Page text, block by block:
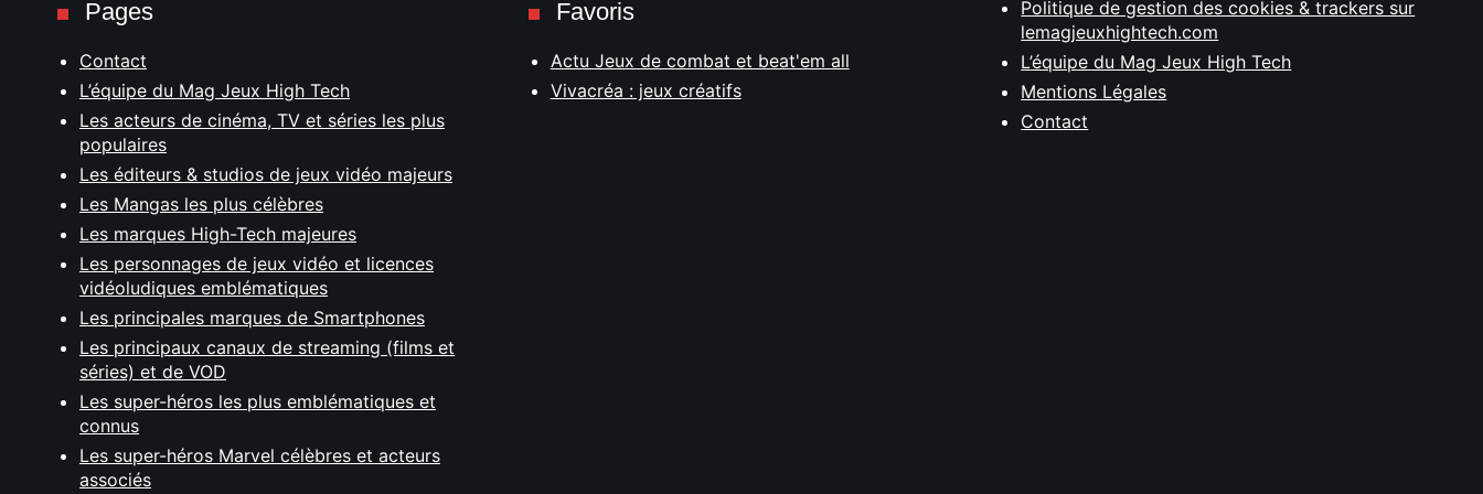
Pages
Contact
L’équipe du Mag Jeux High Tech
Les acteurs de cinéma, TV et séries les plus
populaires
Les éditeurs & studios de jeux vidéo majeurs
Les Mangas les plus célèbres
Les marques High-Tech majeures
Les personnages de jeux vidéo et licences
vidéoludiques emblématiques
Les principales marques de Smartphones
Les principaux canaux de streaming (films et
séries) et de VOD
Les super-héros les plus emblématiques et
connus
Les super-héros Marvel célèbres et acteurs
associés
Favoris
Actu Jeux de combat et beat'em all
Vivacréa : jeux créatifs
Politique de gestion des cookies & trackers sur
lemagjeuxhightech.com
L’équipe du Mag Jeux High Tech
Mentions Légales
Contact